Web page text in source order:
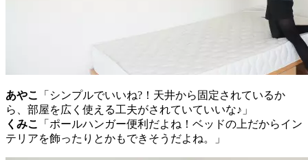
あやこ
「シンプルでいいね?！天井から固定されているか
ら、部屋を広く使える工夫がされていていいな♪」
くみこ
「ポールハンガー便利だよね！ベッドの上だからイン
テリアを飾ったりとかもできそうだよね。」